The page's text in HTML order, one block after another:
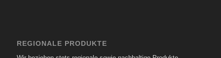
REGIONALE PRODUKTE